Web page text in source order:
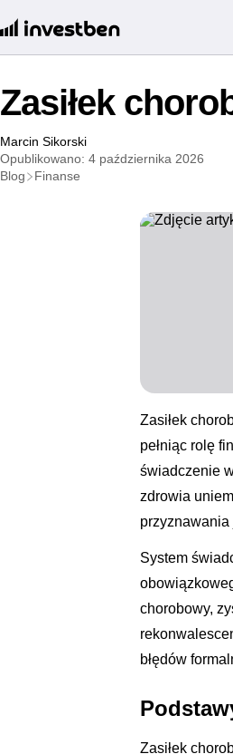
Zasiłek
Marcin Sikorski
Opublikowano: 4 października 2026
Blog
Finanse
Zasiłek
pełniąc rolę
świadczenie
zdrowia
System
chorobowy,
błędów
Zasiłek